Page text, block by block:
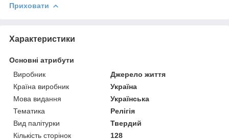
Приховати
Характеристики
Основні атрибути
Виробник
Джерело життя
Країна виробник
Україна
Мова видання
Українська
Тематика
Релігія
Вид палітурки
Твердий
Кількість сторінок
128